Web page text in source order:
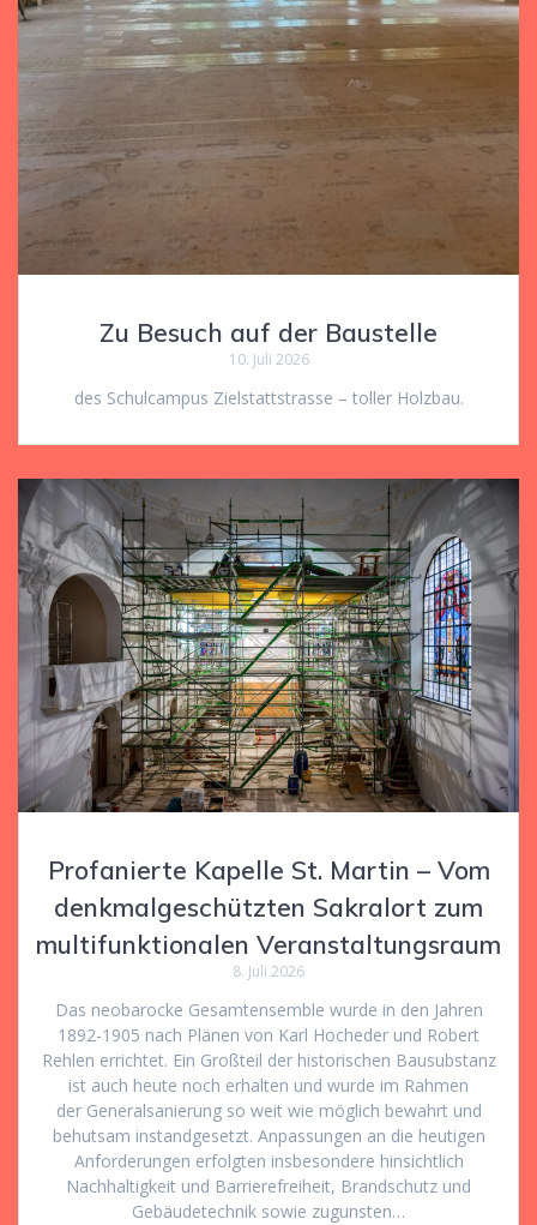
Zu Besuch auf der Baustelle
10. Juli 2026
des Schulcampus Zielstattstrasse – toller Holzbau.
Profanierte Kapelle St. Martin – Vom
denkmalgeschützten Sakralort zum
multifunktionalen Veranstaltungsraum
8. Juli 2026
Das neobarocke Gesamtensemble wurde in den Jahren
1892-1905 nach Plänen von Karl Hocheder und Robert
Rehlen errichtet. Ein Großteil der historischen Bausubstanz
ist auch heute noch erhalten und wurde im Rahmen
der Generalsanierung so weit wie möglich bewahrt und
behutsam instandgesetzt. Anpassungen an die heutigen
Anforderungen erfolgten insbesondere hinsichtlich
Nachhaltigkeit und Barrierefreiheit, Brandschutz und
Gebäudetechnik sowie zugunsten…